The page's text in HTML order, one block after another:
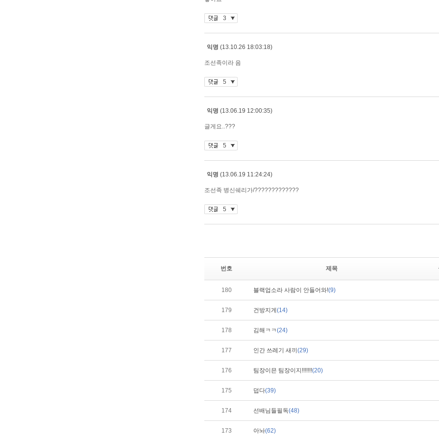
번호 제목
180 블랙업소라 사람이 안들어와!(9)
179 건방지게 (14)
178 김해ㅋㅋ(24)
177 인간 쓰레기 새끼 (29)
176 팀장이믄 팀장이지!!!!!!!(20)
175 덥다(39)
174 선배님들필독(48)
173 아놔(62)